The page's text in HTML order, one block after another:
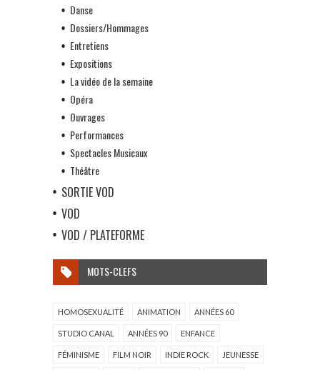
Danse
Dossiers/Hommages
Entretiens
Expositions
La vidéo de la semaine
Opéra
Ouvrages
Performances
Spectacles Musicaux
Théâtre
SORTIE VOD
VOD
VOD / PLATEFORME
MOTS-CLEFS
HOMOSEXUALITÉ ANIMATION ANNÉES 60
STUDIO CANAL ANNÉES 90 ENFANCE
FÉMINISME FILM NOIR INDIE ROCK JEUNESSE